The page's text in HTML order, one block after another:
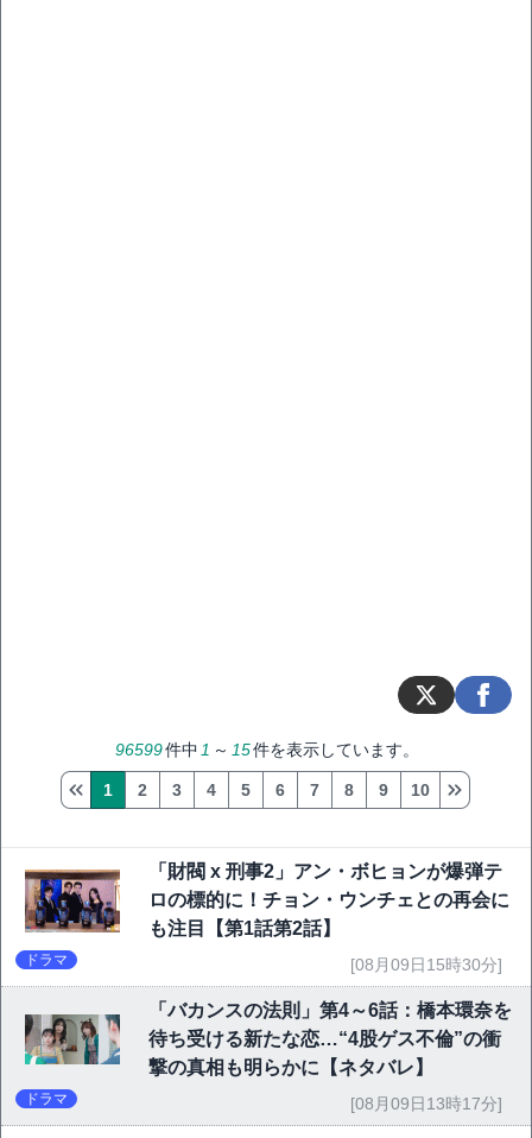
96599件中1 ～ 15件を表示しています。
1 2 3 4 5 6 7 8 9 10
「財閥 x 刑事2」アン・ボヒョンが爆弾テ
ロの標的に！チョン・ウンチェとの再会に
も注目【第1話第2話】
ドラマ [08月09日15時30分]
「バカンスの法則」第4～6話：橋本環奈を
待ち受ける新たな恋…“4股ゲス不倫”の衝
撃の真相も明らかに【ネタバレ】
ドラマ [08月09日13時17分]